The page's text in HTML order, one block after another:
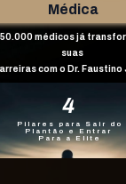
Médica
médicos já
suas
com o Dr. Faustino
4
Pilares para Sair do
Plantão e Entrar
Para a Elite